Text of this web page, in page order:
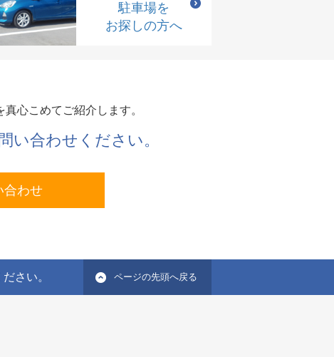
駐車場を
お探しの方へ
心こめてご紹介します。
い合わせください。
合わせ
さい。 ページの先頭へ戻る